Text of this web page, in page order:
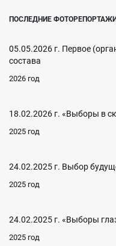
ПОСЛЕДНИЕ ФОТОРЕПОРТАЖИ
05.05.2026 г. Первое
состава
2026 год
18.02.2026 г. «Выборы в
2025 год
24.02.2025 г. Выбор
2025 год
24.02.2025 г. «Выборы
2025 год